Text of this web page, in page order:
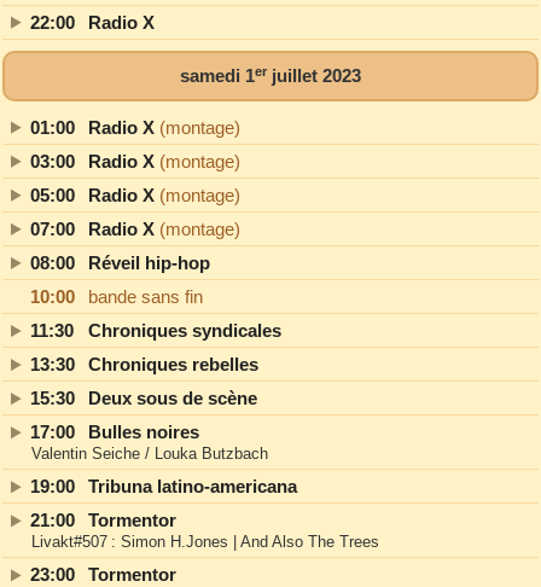
22:00 Radio X
samedi 1er juillet 2023
01:00 Radio X (montage)
03:00
Radio X (montage)
05:00
Radio X (montage)
07:00
Radio X (montage)
08:00
Réveil hip-hop
10:00
bande sans fin
11:30
Chroniques syndicales
13:30
Chroniques rebelles
15:30
Deux sous de scène
17:00
Bulles noires
Valentin Seiche / Louka Butzbach
19:00
Tribuna latino-americana
21:00
Tormentor
Livakt#507 : Simon H.Jones | And Also The Trees
23:00 Tormentor